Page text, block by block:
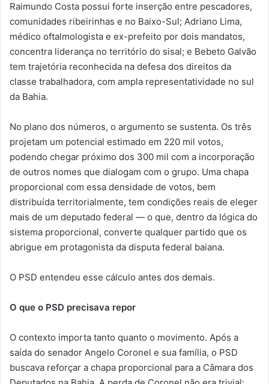
Raimundo Costa possui forte inserção entre pescadores,
comunidades ribeirinhas e no Baixo-Sul; Adriano Lima,
médico oftalmologista e ex-prefeito por dois mandatos,
concentra liderança no território do sisal; e Bebeto Galvão
tem trajetória reconhecida na defesa dos direitos da
classe trabalhadora, com ampla representatividade no sul
da Bahia.
No plano dos números, o argumento se sustenta. Os três
projetam um potencial estimado em 220 mil votos,
podendo chegar próximo dos 300 mil com a incorporação
de outros nomes que dialogam com o grupo. Uma chapa
proporcional com essa densidade de votos, bem
distribuída territorialmente, tem condições reais de eleger
mais de um deputado federal — o que, dentro da lógica do
sistema proporcional, converte qualquer partido que os
abrigue em protagonista da disputa federal baiana.
O PSD entendeu esse cálculo antes dos demais.
O que o PSD precisava repor
O contexto importa tanto quanto o movimento. Após a
saída do senador Angelo Coronel e sua família, o PSD
buscava reforçar a chapa proporcional para a Câmara dos